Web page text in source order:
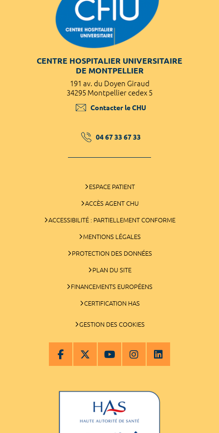
CENTRE HOSPITALIER UNIVERSITAIRE
DE MONTPELLIER
191 av. du Doyen Giraud
34295 Montpellier cedex 5
Contacter le CHU
04 67 33 67 33
ESPACE PATIENT
ACCÈS AGENT CHU
ACCESSIBILITÉ : PARTIELLEMENT CONFORME
MENTIONS LÉGALES
PROTECTION DES DONNÉES
PLAN DU SITE
FINANCEMENTS EUROPÉENS
CERTIFICATION HAS
GESTION DES COOKIES